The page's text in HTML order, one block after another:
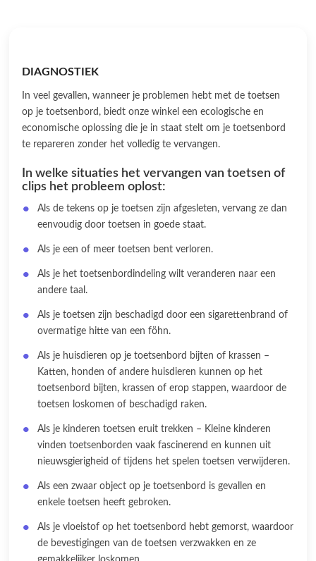
DIAGNOSTIEK
In veel gevallen, wanneer je problemen hebt met de toetsen
op je toetsenbord, biedt onze winkel een ecologische en
economische oplossing die je in staat stelt om je toetsenbord
te repareren zonder het volledig te vervangen.
In welke situaties het vervangen van toetsen of
clips het probleem oplost:
Als de tekens op je toetsen zijn afgesleten, vervang ze dan
eenvoudig door toetsen in goede staat.
Als je een of meer toetsen bent verloren.
Als je het toetsenbordindeling wilt veranderen naar een
andere taal.
Als je toetsen zijn beschadigd door een sigarettenbrand of
overmatige hitte van een föhn.
Als je huisdieren op je toetsenbord bijten of krassen –
Katten, honden of andere huisdieren kunnen op het
toetsenbord bijten, krassen of erop stappen, waardoor de
toetsen loskomen of beschadigd raken.
Als je kinderen toetsen eruit trekken – Kleine kinderen
vinden toetsenborden vaak fascinerend en kunnen uit
nieuwsgierigheid of tijdens het spelen toetsen verwijderen.
Als een zwaar object op je toetsenbord is gevallen en
enkele toetsen heeft gebroken.
Als je vloeistof op het toetsenbord hebt gemorst, waardoor
de bevestigingen van de toetsen verzwakken en ze